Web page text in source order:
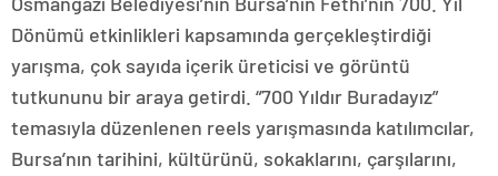
Dönümü etkinlikleri kapsamında gerçekleştirdiği
yarışma, çok sayıda içerik üreticisi ve görüntü
tutkununu bir araya getirdi. “700 Yıldır Buradayız”
temasıyla düzenlenen reels yarışmasında katılımcılar,
Bursa’nın tarihini, kültürünü, sokaklarını, çarşılarını,